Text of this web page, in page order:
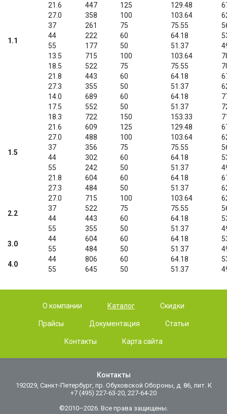
1.1
21.6
27.0
37
44
55
447
358
261
222
177
125
100
75
60
50
129.48
103.64
75.55
64.18
51.37
13.5
18.5
21.8
27.3
715
522
443
355
100
75
60
50
103.64
75.55
64.18
51.37
14.0
17.5
689
552
60
50
64.18
51.37
1.5
18.3
21.6
27.0
37
44
55
722
609
488
356
302
242
150
125
100
75
60
50
153.33
129.48
103.64
75.55
64.18
51.37
21.8
27.3
604
484
60
50
64.18
51.37
2.2
27.0
37
44
55
715
522
443
355
100
75
60
50
103.64
75.55
64.18
51.37
3.0
44
55
604
484
60
50
64.18
51.37
4.0
44
55
806
645
60
50
64.18
51.37
О компании Каталог Скидки
Прайсы Документация Статьи
Контакты Карта сайта
Контакты
192029, Санкт-Петербург, пр. Обуховской Обороны, д. 86, лит. К
+7 (495) 227-63-20, 227-64-20
©2010–2026. Все права защищены.